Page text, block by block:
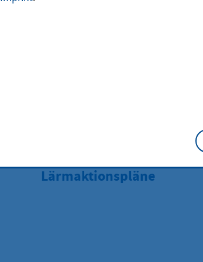
BOOKMARK
Lärmaktionspläne